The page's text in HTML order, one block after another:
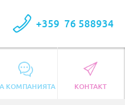
+359 76 588934
КОМПАНИЯТА КОНТАКТ